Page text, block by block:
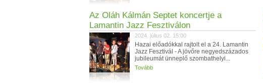
Az Oláh Kálmán Septet koncertje a
Lamantin Jazz Fesztiválon
2024. július 02. 15:00
Hazai előadókkal rajtolt el a 24. Lamantin
Jazz Fesztivál - A jövőre negyedszázados
jubileumát ünneplő szombathelyi...
Tovább